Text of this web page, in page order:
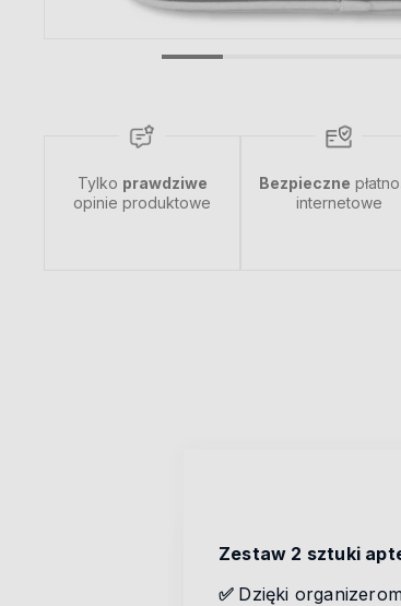
Tylko prawdziwe
opinie produktowe
Bezpieczne
internetowe
Zestaw 2 sztuki
✅ Dzięki